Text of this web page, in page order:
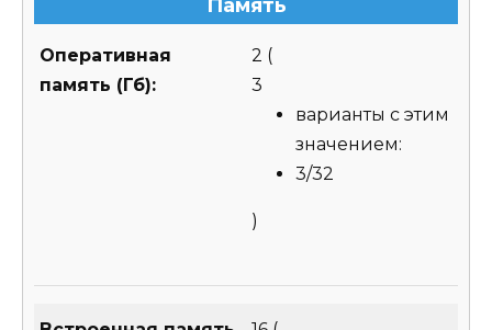
Память
Оперативная
память (Гб):
2 (
3
варианты с этим
значением:
3/32
)